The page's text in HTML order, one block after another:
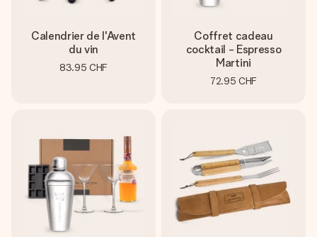
Calendrier de l'Avent
du vin
83.95 CHF
Coffret cadeau
cocktail - Espresso
Martini
72.95 CHF